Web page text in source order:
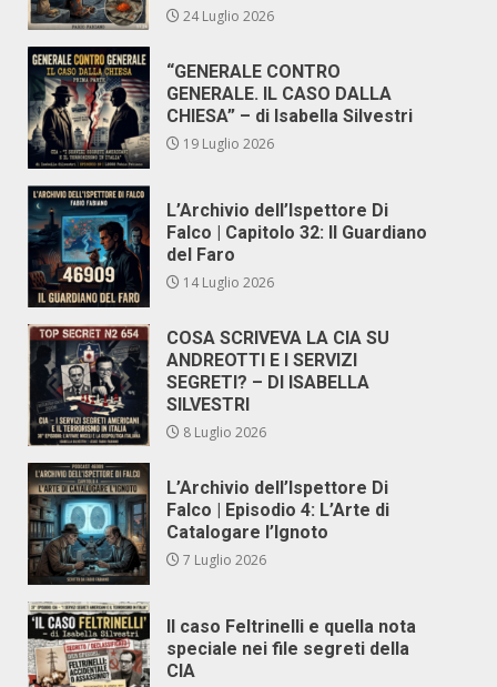
24 Luglio 2026
“GENERALE CONTRO
GENERALE. IL CASO DALLA
CHIESA” – di Isabella Silvestri
19 Luglio 2026
L’Archivio dell’Ispettore Di
Falco | Capitolo 32: Il Guardiano
del Faro
14 Luglio 2026
COSA SCRIVEVA LA CIA SU
ANDREOTTI E I SERVIZI
SEGRETI? – DI ISABELLA
SILVESTRI
8 Luglio 2026
L’Archivio dell’Ispettore Di
Falco | Episodio 4: L’Arte di
Catalogare l’Ignoto
7 Luglio 2026
Il caso Feltrinelli e quella nota
speciale nei file segreti della
CIA